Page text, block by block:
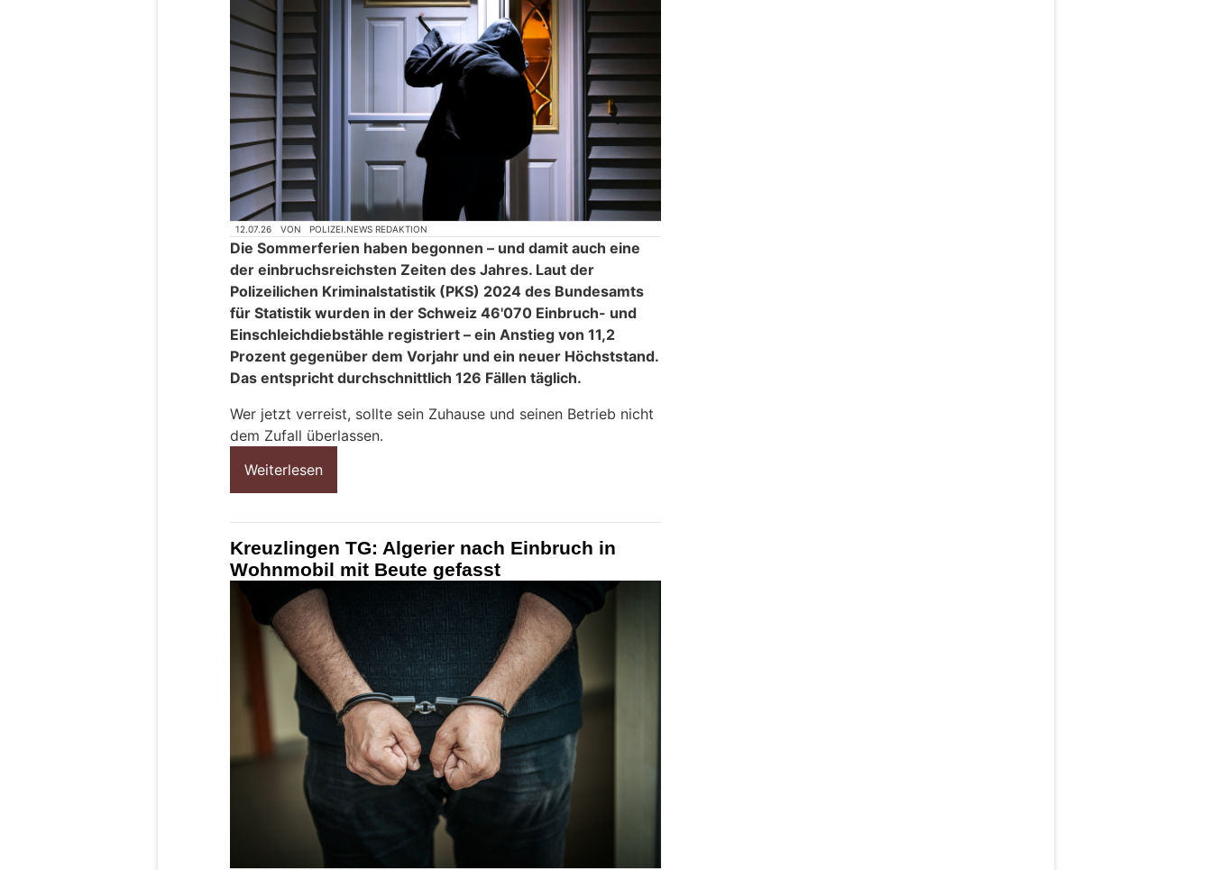
12.07.26 VON POLIZEI.NEWS REDAKTION
Die Sommerferien haben begonnen – und damit auch eine
der einbruchsreichsten Zeiten des Jahres. Laut der
Polizeilichen Kriminalstatistik (PKS) 2024 des Bundesamts
für Statistik wurden in der Schweiz 46'070 Einbruch- und
Einschleichdiebstähle registriert – ein Anstieg von 11,2
Prozent gegenüber dem Vorjahr und ein neuer Höchststand.
Das entspricht durchschnittlich 126 Fällen täglich.
Wer jetzt verreist, sollte sein Zuhause und seinen Betrieb nicht
dem Zufall überlassen.
Weiterlesen
Kreuzlingen TG: Algerier nach Einbruch in
Wohnmobil mit Beute gefasst